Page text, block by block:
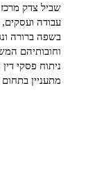
שביל צדק
עבודה ועסקים,
בשפה ברורה
וחובותיהם
ניתוח פסקי
מתעניין